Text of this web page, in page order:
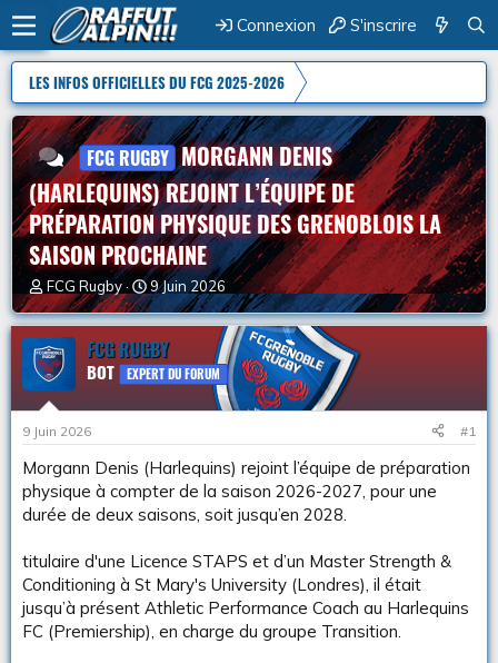
Connexion S'inscrire
LES INFOS OFFICIELLES DU FCG 2025-2026
FCG RUGBY MORGANN DENIS
(HARLEQUINS) REJOINT L’ÉQUIPE DE
PRÉPARATION PHYSIQUE DES GRENOBLOIS LA
SAISON PROCHAINE
A
u
t
e
u
r
d
e
l
a
d
s
u
s
s
o
FCG Rugby
D
a
t
e
d
e
b
u
t
9 Juin 2026
FCG RUGBY
BOT EXPERT DU FORUM
9 Juin 2026 #1
Morgann Denis (Harlequins) rejoint l’équipe de préparation
physique à compter de la saison 2026-2027, pour une
durée de deux saisons, soit jusqu’en 2028.
titulaire d'une Licence STAPS et d’un Master Strength &
Conditioning à St Mary's University (Londres), il était
jusqu’à présent Athletic Performance Coach au Harlequins
FC (Premiership), en charge du groupe Transition.